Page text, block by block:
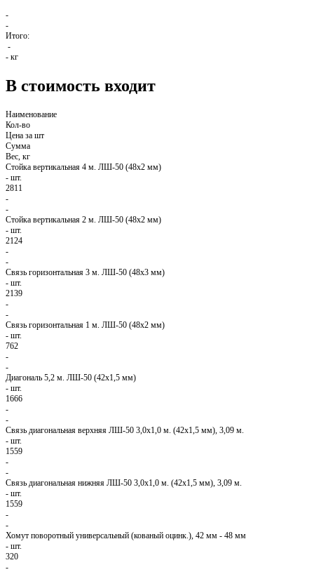
-
-
Итого:
-
- кг
В стоимость входит
Наименование
Кол-во
Цена за шт
Сумма
Вес, кг
Стойка вертикальная 4 м. ЛШ-50 (48х2 мм)
- шт.
2811
-
-
Стойка вертикальная 2 м. ЛШ-50 (48х2 мм)
- шт.
2124
-
-
Связь горизонтальная 3 м. ЛШ-50 (48х3 мм)
- шт.
2139
-
-
Связь горизонтальная 1 м. ЛШ-50 (48х2 мм)
- шт.
762
-
-
Диагональ 5,2 м. ЛШ-50 (42х1,5 мм)
- шт.
1666
-
-
Связь диагональная верхняя ЛШ-50 3,0х1,0 м. (42х1,5 мм), 3,09 м.
- шт.
1559
-
-
Связь диагональная нижняя ЛШ-50 3,0х1,0 м. (42х1,5 мм), 3,09 м.
- шт.
1559
-
-
Хомут поворотный универсальный (кованый оцинк.), 42 мм - 48 мм
- шт.
320
-